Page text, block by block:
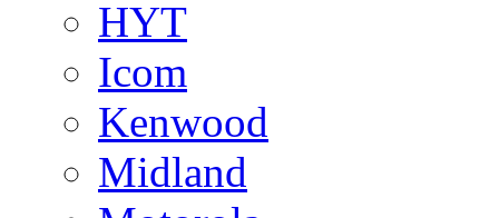
HYT
Icom
Kenwood
Midland